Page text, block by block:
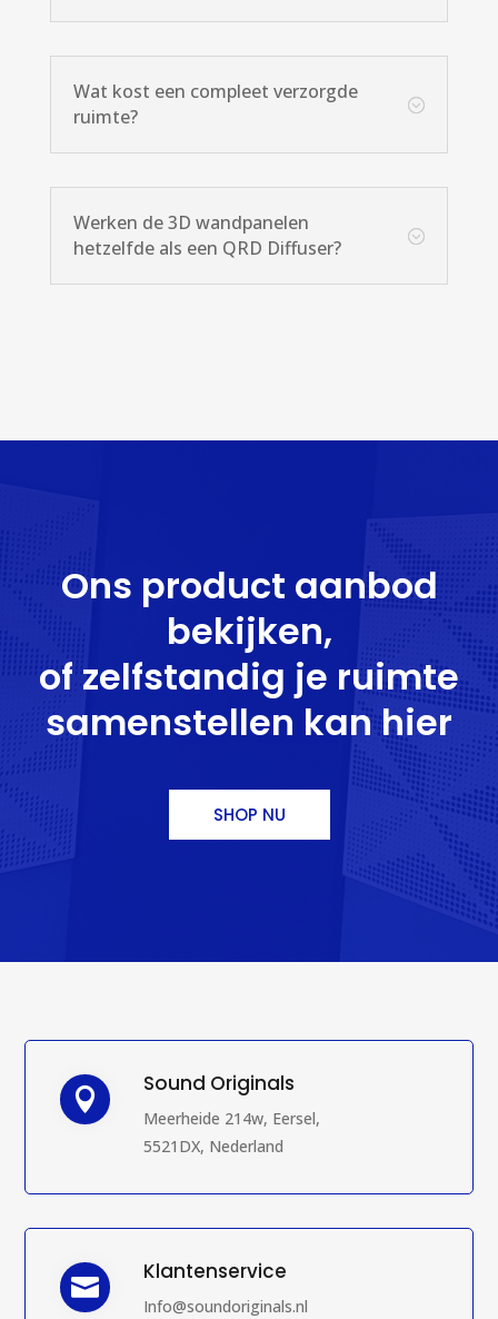
;
Wat kost een compleet verzorgde
ruimte?
;
Werken de 3D wandpanelen
hetzelfde als een QRD Diffuser?
Ons product aanbod
bekijken,
of zelfstandig je ruimte
samenstellen kan hier
SHOP NU

Sound Originals
Meerheide 214w, Eersel,
5521DX, Nederland

Klantenservice
Info@soundoriginals.nl